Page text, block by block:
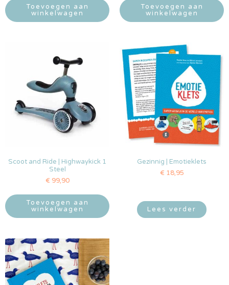
Toevoegen aan
winkelwagen
Toevoegen aan
winkelwagen
Scoot and Ride | Highwaykick 1
Steel
€ 99,90
Toevoegen aan
winkelwagen
Gezinnig | Emotieklets
€ 18,95
Lees verder